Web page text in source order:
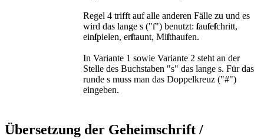
Regel 4 trifft auf alle anderen Fälle zu und es
wird das lange s ("ſ") benutzt: ſauſeſchritt,
einſpielen, erſtaunt, Miſthaufen.
In Variante 1 sowie Variante 2 steht an der
Stelle des Buchstaben "s" das lange s. Für das
runde s muss man das Doppelkreuz ("#")
eingeben.
Übersetzung der Geheimschrift /